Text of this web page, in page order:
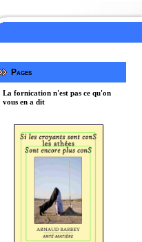
Pages
La fornication n'est pas ce qu'on
vous en a dit